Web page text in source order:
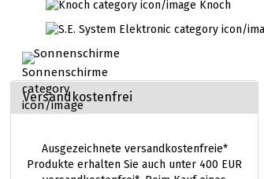
Knoch
Sonnenschirme
Versandkostenfrei
Ausgezeichnete versandkostenfreie*
Produkte erhalten Sie auch unter 400 EUR